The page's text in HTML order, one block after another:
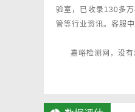
验室，已收录130多
管等行业资讯。客服
嘉峪检测网，没有